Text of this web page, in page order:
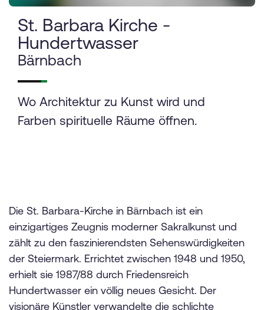
St. Barbara Kirche -
Hundertwasser
Bärnbach
Wo Architektur zu Kunst wird und
Farben spirituelle Räume öffnen.
Die St. Barbara-Kirche in Bärnbach ist ein
einzigartiges Zeugnis moderner Sakralkunst und
zählt zu den faszinierendsten Sehenswürdigkeiten
der Steiermark. Errichtet zwischen 1948 und 1950,
erhielt sie 1987/88 durch Friedensreich
Hundertwasser ein völlig neues Gesicht. Der
visionäre Künstler verwandelte die schlichte